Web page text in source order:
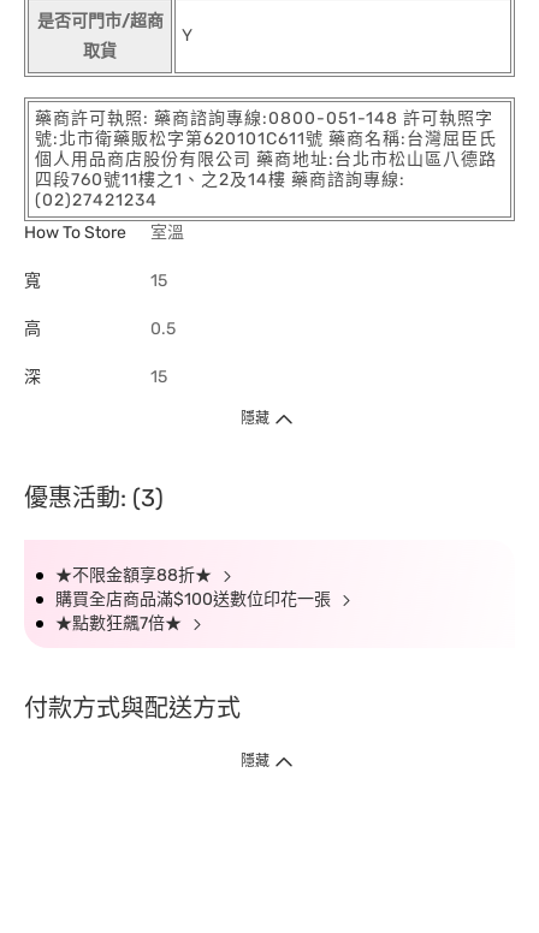
是否可門市/超商
取貨
Y
藥商許可執照: 藥商諮詢專線:0800-051-148 許可執照字
號:北市衛藥販松字第620101C611號 藥商名稱:台灣屈臣氏
個人用品商店股份有限公司 藥商地址:台北市松山區八德路
四段760號11樓之1、之2及14樓 藥商諮詢專線:
(02)27421234
How To Store
室溫
寬 15
高 0.5
深 15
隱藏
優惠活動: (3)
★不限金額享88折★
購買全店商品滿$100送數位印花一張
★點數狂飆7倍★
付款方式與配送方式
隱藏